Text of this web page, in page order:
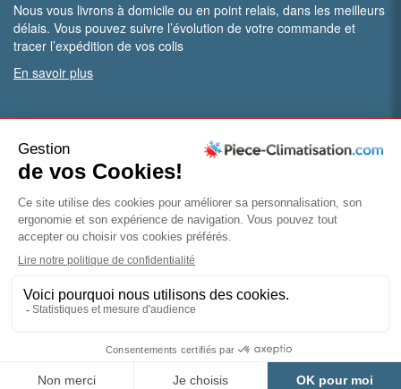
Nous vous livrons à domicile ou en point relais, dans les meilleurs
délais. Vous pouvez suivre l’évolution de votre commande et
tracer l’expédition de vos colis
En savoir plus
Vous êtes professionnel ?
Bénéficiez de conditions particulières en ouvrant un compte
pro
Mentions légales|Conditions
générales de vente| Politique de confidentialité